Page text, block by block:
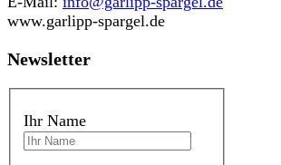
www.garlipp-spargel.de
Newsletter
Ihr Name